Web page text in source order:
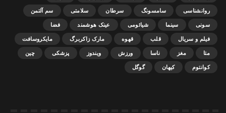
روانشناسی سامسونگ سرطان سلامتی سم آلتمن
سونی سینما شیائومی عینک هوشمند فضا
فیلم و سریال قلب قهوه مارک زاکربرگ مایکروسافت
متا مغز ناسا ورزش ویندوز پزشکی چین
کوانتوم کیهان گوگل